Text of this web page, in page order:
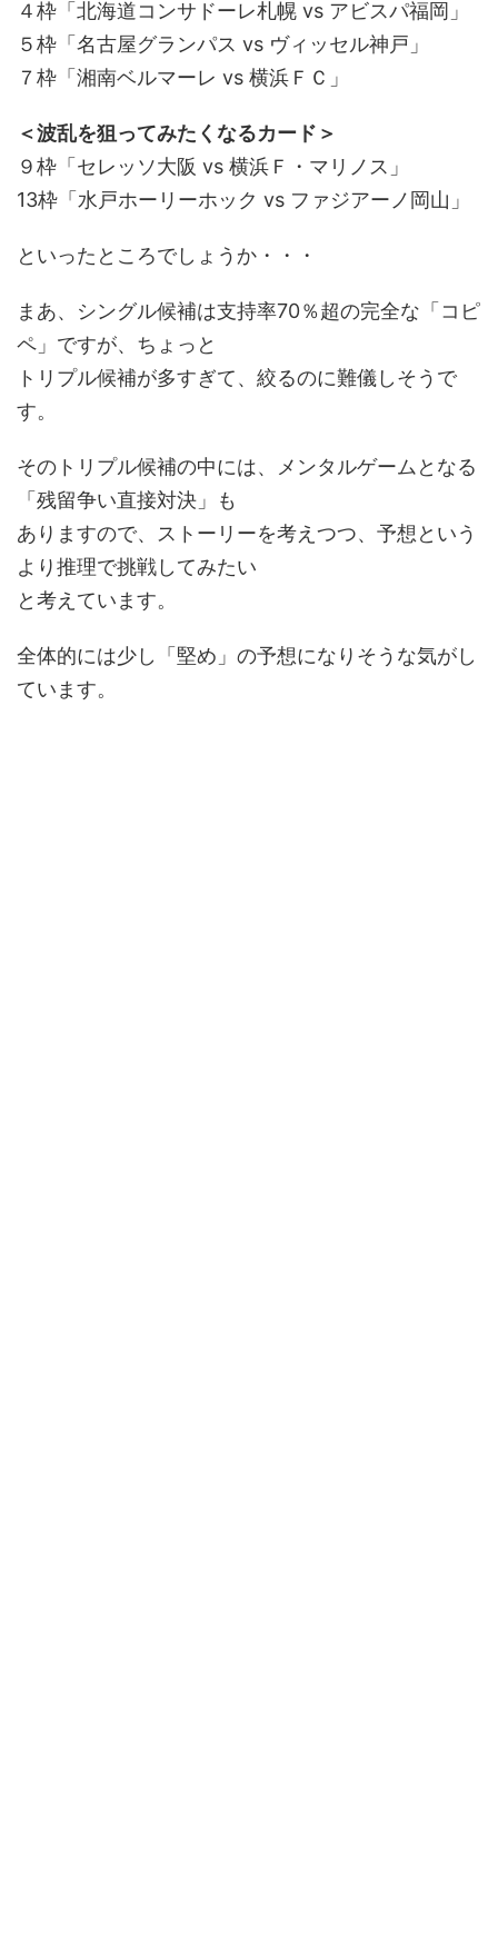
４枠「北海道コンサドーレ札幌 vs アビスパ福岡」
５枠「名古屋グランパス vs ヴィッセル神戸」
７枠「湘南ベルマーレ vs 横浜ＦＣ」
＜波乱を狙ってみたくなるカード＞
９枠「セレッソ大阪 vs 横浜Ｆ・マリノス」
13枠「水戸ホーリーホック vs ファジアーノ岡山」
といったところでしょうか・・・
まあ、シングル候補は支持率70％超の完全な「コピ
ペ」ですが、ちょっと
トリプル候補が多すぎて、絞るのに難儀しそうで
す。
そのトリプル候補の中には、メンタルゲームとなる
「残留争い直接対決」も
ありますので、ストーリーを考えつつ、予想という
より推理で挑戦してみたい
と考えています。
全体的には少し「堅め」の予想になりそうな気がし
ています。